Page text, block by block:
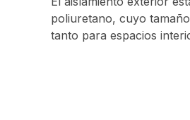
poliuretano, cuyo
tanto para espacios